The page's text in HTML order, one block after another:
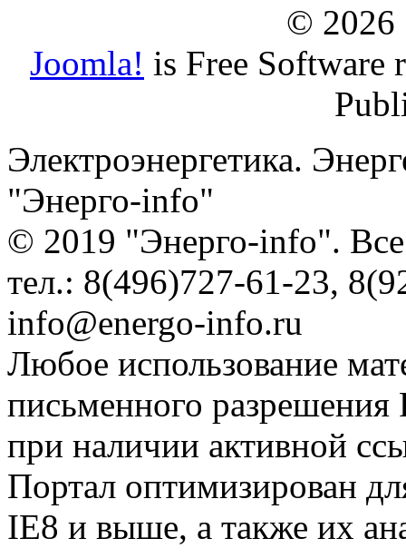
© 2026
Joomla! is Free Software
Электроэнергетика.
"Энерго-info"
© 2019 "Энерго-info".
тел.: 8(496)727-61-23,
info@energo-info.ru
Любое использование
письменного разрешения
при наличии активной
Портал оптимизирован
IE8 и выше, а также их